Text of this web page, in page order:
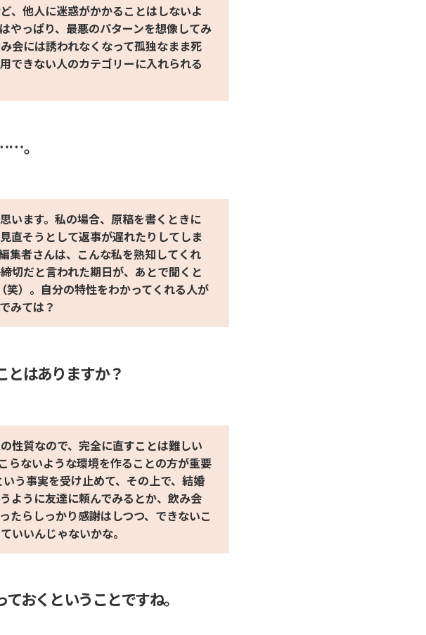
、他人に迷惑がかかることはしないよ
やっぱり、最悪のパターンを想像してみ
会には誘われなくなって孤独なまま死
できない人のカテゴリーに入れられる
。
います。私の場合、原稿を書くときに
直そうとして返事が遅れたりしてしま
集者さんは、こんな私を熟知してくれ
切だと言われた期日が、あとで聞くと
）。自分の特性をわかってくれる人が
みては？
とはありますか？
性質なので、完全に直すことは難しい
らないような環境を作ることの方が重要
う事実を受け止めて、その上で、結婚
ように友達に頼んでみるとか、飲み会
たらしっかり感謝はしつつ、できないこ
いいんじゃないかな。
おくということですね。